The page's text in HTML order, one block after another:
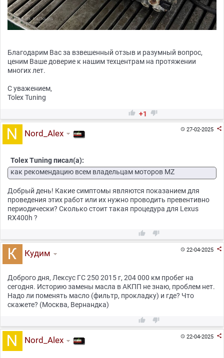
Благодарим Вас за взвешенный отзыв и разумный вопрос,
ценим Ваше доверие к нашим техцентрам на протяжении
многих лет.
С уважением,
Tolex Tuning
 +1 
27-02-2025 
Nord_Alex
Tolex Tuning писал(а):
как рекомендацию всем владельцам моторов MZ
Добрый день! Какие симптомы являются показанием для
проведения этих работ или их нужно проводить превентивно
периодически? Сколько стоит такая процедура для Lexus
RX400h ?
 
22-04-2025 
Кудим
Доброго дня, Лексус ГС 250 2015 г, 204 000 км пробег на
сегодня. Историю замены масла в АКПП не знаю, проблем нет.
Надо ли поменять масло (фильтр, прокладку) и где? Что
скажете? (Москва, Вернандка)
 
22-04-2025 
Nord_Alex